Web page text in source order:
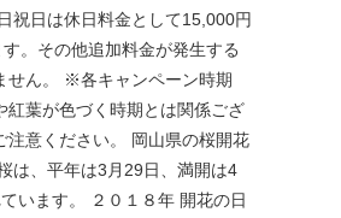
祝日は休日料金として15,000円
。その他追加料金が発生する
せん。 ※各キャンペーン時期
紅葉が色づく時期とは関係ござ
注意ください。 岡山県の桜開花
は、平年は3月29日、満開は4
います。 ２０１８年 開花の日